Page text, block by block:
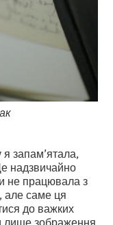
запам’ятала,
надзвичайно
не працювала з
але саме ця
до важких
лише зображення